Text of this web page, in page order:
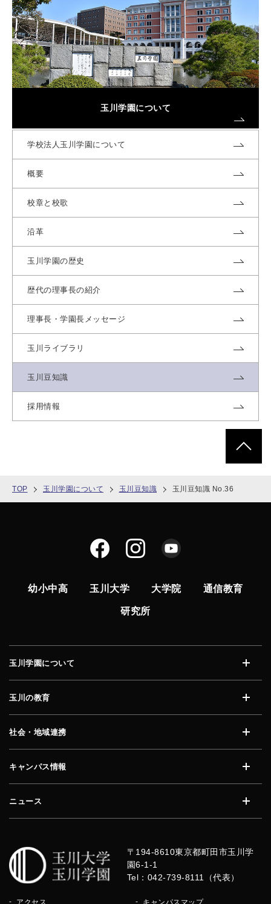
TOP 玉川学園について 玉川豆知識 玉川豆知識 No.36
玉川学園について
学校法人玉川学園について
概要
校章と校歌
沿革
玉川学園の歴史
歴代の理事長の紹介
理事長・学園長メッセージ
玉川ライブラリ
玉川豆知識
採用情報
幼小中高 玉川大学 大学院 通信教育
研究所
玉川学園について
玉川の教育
社会・地域連携
キャンパス情報
ニュース
〒194-8610東京都町田市玉川学
園6-1-1
Tel：042-739-8111（代表）
アクセス キャンパスマップ